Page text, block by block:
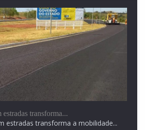
transforma...
estradas transforma a mobilidade...